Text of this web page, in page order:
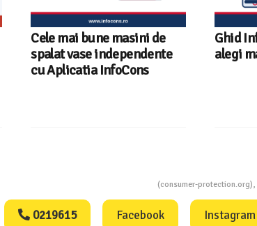
Cele mai bune masini de
spalat vase independente
cu Aplicatia InfoCons
Ghid
alegi
(consumer-
0219615 Facebook Instagram